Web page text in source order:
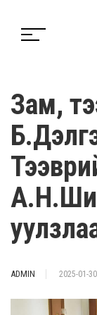
Зам,
ADMIN 2025-01-30